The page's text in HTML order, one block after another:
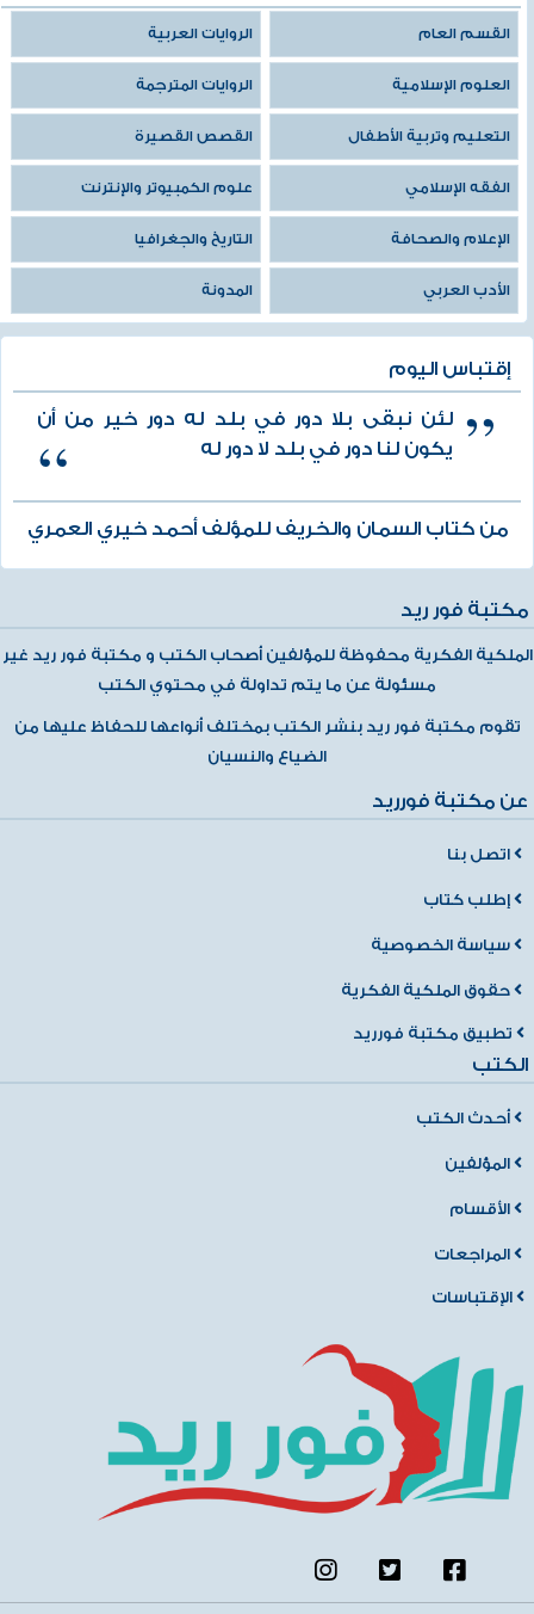
القسم العام الروايات العربية
العلوم الإسلامية الروايات المترجمة
التعليم وتربية الأطفال القصص القصيرة
الفقه الإسلامي علوم الكمبيوتر والإنترنت
الإعلام والصحافة التاريخ والجغرافيا
الأدب العربي المدونة
إقتباس اليوم
لئن نبقى بلا دور في بلد له دور خير من أن
يكون لنا دور في بلد لا دور له
من كتاب السمان والخريف للمؤلف أحمد خيري العمري
مكتبة فور ريد
الملكية الفكرية محفوظة للمؤلفين أصحاب الكتب و مكتبة فور ريد غير
مسئولة عن ما يتم تداولة في محتوي الكتب
تقوم مكتبة فور ريد بنشر الكتب بمختلف أنواعها للحفاظ عليها من
الضياع والنسيان
عن مكتبة فورريد
اتصل بنا
إطلب كتاب
سياسة الخصوصية
حقوق الملكية الفكرية
تطبيق مكتبة فورريد
الكتب
أحدث الكتب
المؤلفين
الأقسام
المراجعات
الإقتباسات